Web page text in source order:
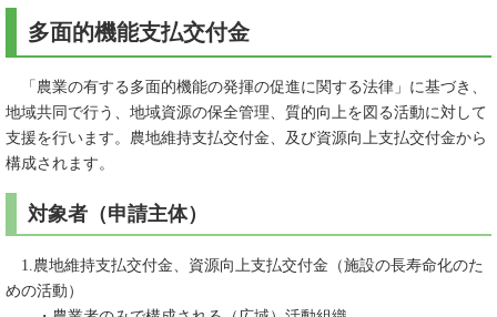
多面的機能支払交付金
「農業の有する多面的機能の発揮の促進に関する法律」に基づき、
地域共同で行う、地域資源の保全管理、質的向上を図る活動に対して
支援を行います。農地維持支払交付金、及び資源向上支払交付金から
構成されます。
対象者（申請主体）
1.農地維持支払交付金、資源向上支払交付金（施設の長寿命化のた
めの活動）